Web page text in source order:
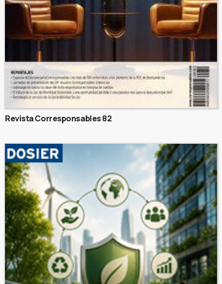
Revista Corresponsables 82